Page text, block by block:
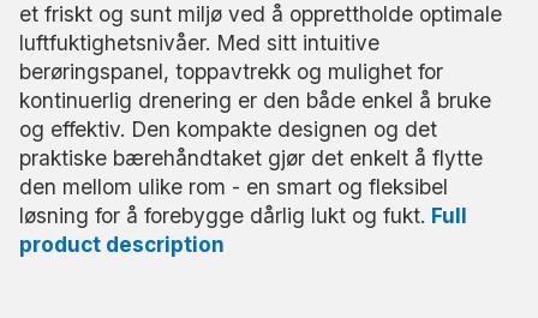
et friskt og sunt miljø ved å opprettholde optimale
luftfuktighetsnivåer. Med sitt intuitive
berøringspanel, toppavtrekk og mulighet for
kontinuerlig drenering er den både enkel å bruke
og effektiv. Den kompakte designen og det
praktiske bærehåndtaket gjør det enkelt å flytte
den mellom ulike rom - en smart og fleksibel
løsning for å forebygge dårlig lukt og fukt. Full
product description